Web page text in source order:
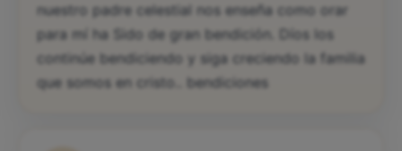
nuestro padre celestial nos enseña como orar
para mí ha Sido de gran bendición. Díos los
continúe bendiciendo y siga creciendo la familia
que somos en cristo.. bendiciones